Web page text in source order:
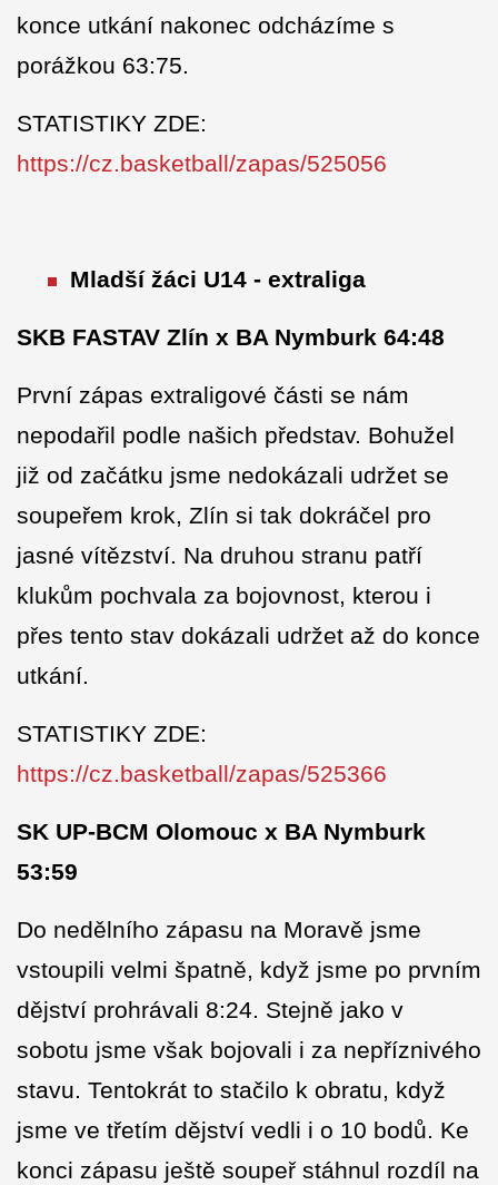
konce utkání nakonec odcházíme s
porážkou 63:75.
STATISTIKY ZDE:
https://cz.basketball/zapas/525056
Mladší žáci U14 - extraliga
SKB FASTAV Zlín x BA Nymburk 64:48
První zápas extraligové části se nám
nepodařil podle našich představ. Bohužel
již od začátku jsme nedokázali udržet se
soupeřem krok, Zlín si tak dokráčel pro
jasné vítězství. Na druhou stranu patří
klukům pochvala za bojovnost, kterou i
přes tento stav dokázali udržet až do konce
utkání.
STATISTIKY ZDE:
https://cz.basketball/zapas/525366
SK UP-BCM Olomouc x BA Nymburk
53:59
Do nedělního zápasu na Moravě jsme
vstoupili velmi špatně, když jsme po prvním
dějství prohrávali 8:24. Stejně jako v
sobotu jsme však bojovali i za nepříznivého
stavu. Tentokrát to stačilo k obratu, když
jsme ve třetím dějství vedli i o 10 bodů. Ke
konci zápasu ještě soupeř stáhnul rozdíl na